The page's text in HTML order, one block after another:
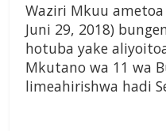
Waziri Mkuu
Juni 29, 2018)
hotuba yake
Mkutano wa 11 wa
limeahirishwa hadi